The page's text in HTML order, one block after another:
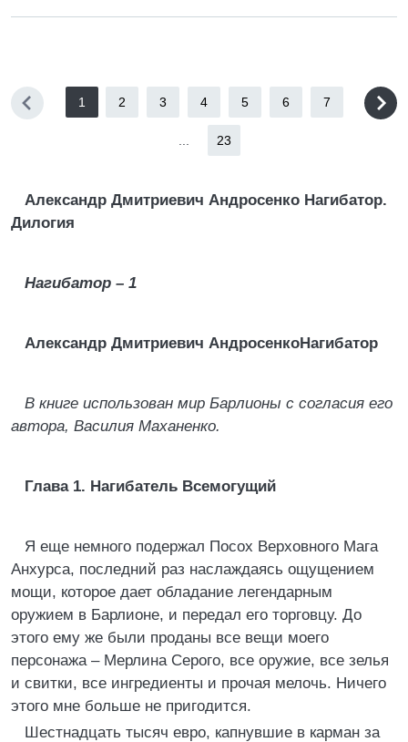
1 2 3 4 5 6 7
23
Александр Дмитриевич Андросенко Нагибатор.
Дилогия
Нагибатор – 1
Александр Дмитриевич АндросенкоНагибатор
В книге использован мир Барлионы с согласия его
автора, Василия Маханенко.
Глава 1. Нагибатель Всемогущий
Я еще немного подержал Посох Верховного Мага
Анхурса, последний раз наслаждаясь ощущением
мощи, которое дает обладание легендарным
оружием в Барлионе, и передал его торговцу. До
этого ему же были проданы все вещи моего
персонажа – Мерлина Серого, все оружие, все зелья
и свитки, все ингредиенты и прочая мелочь. Ничего
этого мне больше не пригодится.
Шестнадцать тысяч евро, капнувшие в карман за